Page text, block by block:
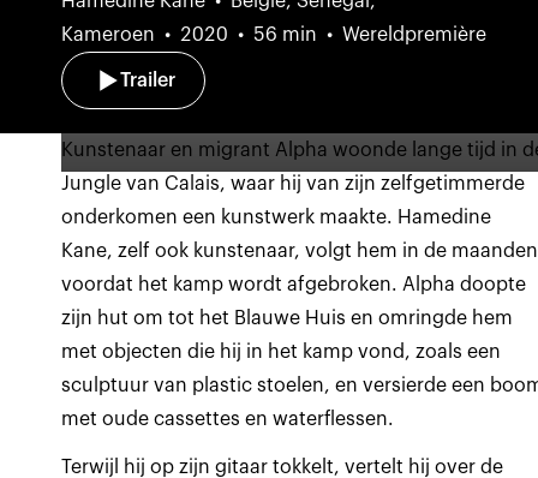
Kameroen
2020 56 min Wereldpremière
Trailer
Kunstenaar en migrant Alpha woonde lange tijd in
Jungle van Calais, waar hij van zijn zelfgetimmerde
onderkomen een kunstwerk maakte. Hamedine
Kane, zelf ook kunstenaar, volgt hem in de maanden
voordat het kamp wordt afgebroken. Alpha doopte
zijn hut om tot het Blauwe Huis en omringde hem
met objecten die hij in het kamp vond, zoals een
sculptuur van plastic stoelen, en versierde een
met oude cassettes en waterflessen.
Terwijl hij op zijn gitaar tokkelt, vertelt hij over de